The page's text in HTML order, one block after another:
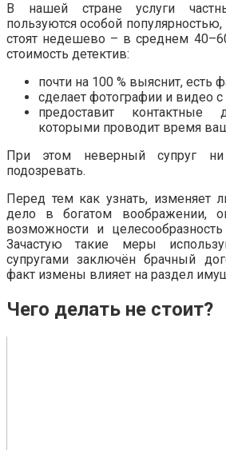
В нашей стране услуги
пользуются особой
стоят недешево – в среднем
стоимость детектив:
почти на 100 % выяснит, есть
сделает фотографии и видео с
предоставит
которыми проводит время ваш
При этом неверный супруг
подозревать.
Перед тем как узнать, изменяет
дело в богатом воображении,
возможности и
Зачастую такие меры
супругами заключён брачный
факт измены влияет на раздел
Чего делать не стоит?